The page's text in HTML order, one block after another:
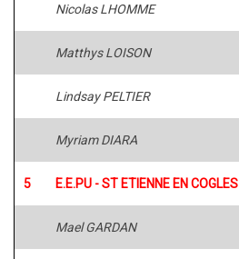
Nicolas LHOMME
Matthys LOISON
Lindsay PELTIER
Myriam DIARA
5 E.E.PU - ST ETIENNE EN COGLES
Mael GARDAN